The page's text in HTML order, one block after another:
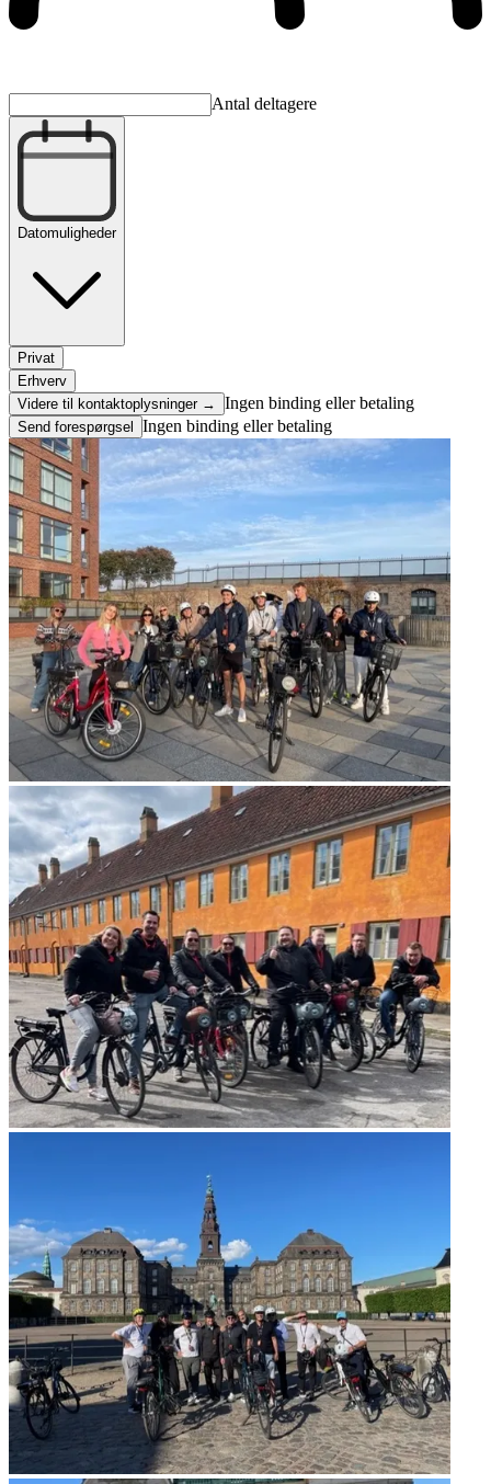
Antal deltagere
Datomuligheder
Privat
Erhverv
Videre til kontaktoplysninger →
Ingen binding eller betaling
Send forespørgsel Ingen binding eller betaling